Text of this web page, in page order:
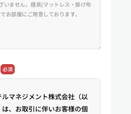
必須
マネジメント株式会社（以
、お取引に伴いお客様の個